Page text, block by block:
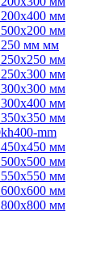
мм
мм
250 мм мм
мм
мм
мм
мм
мм
mm
мм
мм
мм
мм
мм